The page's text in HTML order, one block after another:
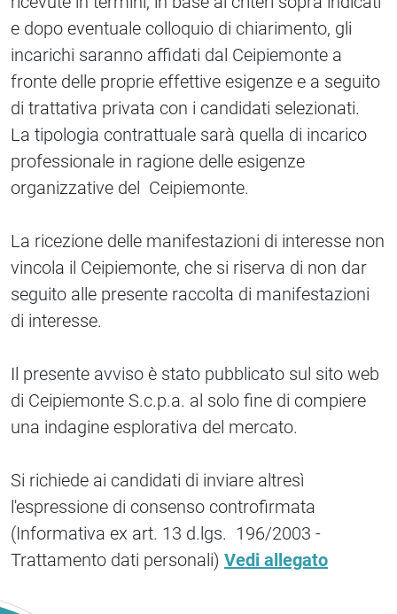
e dopo eventuale colloquio di chiarimento, gli
incarichi saranno affidati dal Ceipiemonte a
fronte delle proprie effettive esigenze e a seguito
di trattativa privata con i candidati selezionati.
La tipologia contrattuale sarà quella di incarico
professionale in ragione delle esigenze
organizzative del Ceipiemonte.
La ricezione delle manifestazioni di interesse non
vincola il Ceipiemonte, che si riserva di non dar
seguito alle presente raccolta di manifestazioni
di interesse.
Il presente avviso è stato pubblicato sul sito web
di Ceipiemonte S.c.p.a. al solo fine di compiere
una indagine esplorativa del mercato.
Si richiede ai candidati di inviare altresì
l'espressione di consenso controfirmata
(Informativa ex art. 13 d.lgs. 196/2003 -
Trattamento dati personali) Vedi allegato